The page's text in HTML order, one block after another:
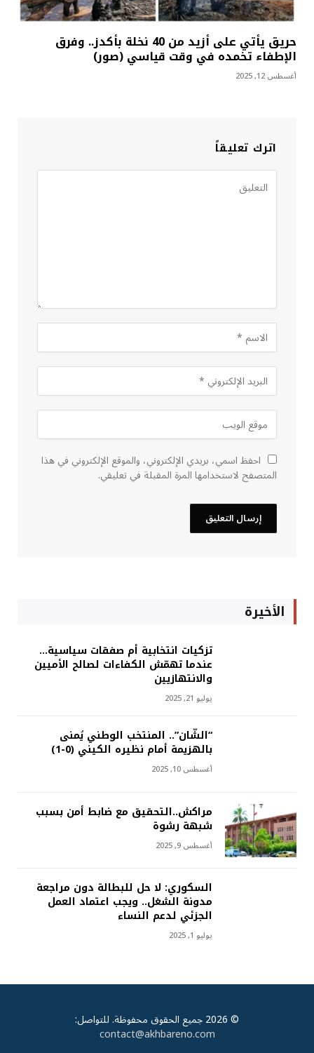
حريق يأتي على أزيد من 40 نخلة بأكدز.. وفرق
الإطفاء تخمده في وقت قياسي (صور)
أغسطس 12, 2025
اترك تعليقاً
احفظ اسمي، بريدي الإلكتروني، والموقع الإلكتروني في هذا
المتصفح لاستخدامها المرة المقبلة في تعليقي.
الأخيرة
تزكيات انتخابية أم صفقات سياسية…
عندما تهمّش الكفاءات لصالح الأميين
والانتهازيين
يوليو 21, 2025
“الشّان”.. المنتخب الوطني يُمنى
بالهزيمة أمام نظيره الكيني (0-1)
أغسطس 10, 2025
مراكش..التحقيق مع ضابط أمن بسبب
شبهة رشوة
أغسطس 9, 2025
السكوري: لا حل للبطالة دون مراجعة
مدونة الشغل.. ويجب اعتماد العمل
الجزئي لدعم النساء
يوليو 1, 2025
© 2026 جميع الحقوق محفوظة. للتواصل:
contact@akhbareno.com